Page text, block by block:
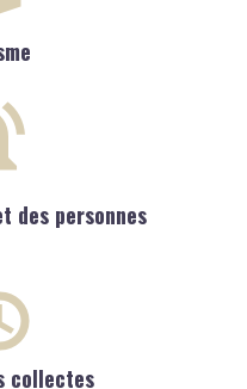
des personnes
collectes